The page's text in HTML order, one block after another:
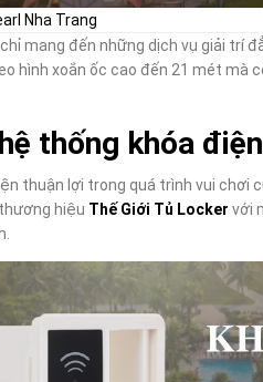
Nha Trang
mang đến những dịch vụ giải trí
hình xoắn ốc cao đến 21 mét mà
thống khóa
thuận lợi trong quá trình vui chơi
hiệu Thế Giới Tủ Locker với